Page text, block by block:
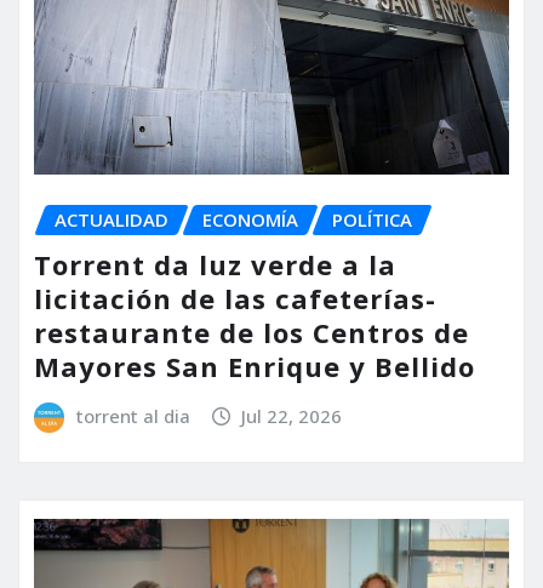
ACTUALIDAD ECONOMÍA POLÍTICA
Torrent da luz verde a la
licitación de las cafeterías-
restaurante de los Centros de
Mayores San Enrique y Bellido
torrent al dia Jul 22, 2026